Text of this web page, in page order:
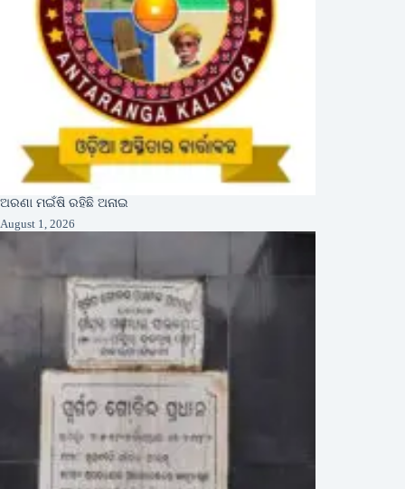
ଅରଣା ମଇଁଷି ରହିଛି ଅନାଇ
August 1, 2026